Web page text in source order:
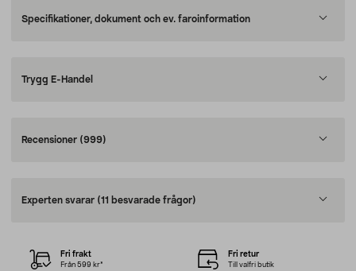
Specifikationer, dokument och ev. faroinformation
Trygg E-Handel
Recensioner (999)
Experten svarar (11 besvarade frågor)
Fri frakt
Från 599 kr*
Fri retur
Till valfri butik